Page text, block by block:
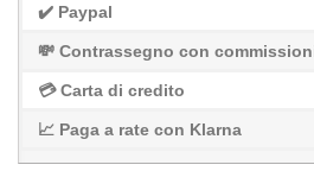
✔️ Paypal
💸 Contrassegno con
💳 Carta di credito
📈 Paga a rate con Klarna